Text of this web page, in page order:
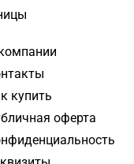
купить
оферта